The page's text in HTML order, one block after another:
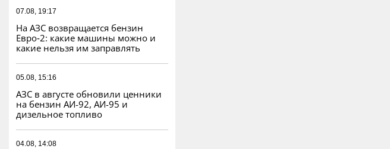
07.08, 19:17
На АЗС возвращается бензин
Евро‑2: какие машины можно и
какие нельзя им заправлять
05.08, 15:16
АЗС в августе обновили ценники
на бензин АИ-92, АИ-95 и
дизельное топливо
04.08, 14:08